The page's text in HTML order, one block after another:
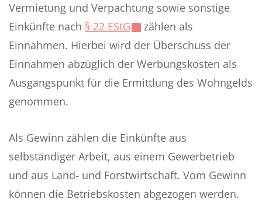
Vermietung und Verpachtung sowie sonstige
Einkünfte nach § 22 EStG
zählen als
Einnahmen. Hierbei wird der Überschuss der
Einnahmen abzüglich der Werbungskosten als
Ausgangspunkt für die Ermittlung des Wohngelds
genommen.
Als Gewinn zählen die Einkünfte aus
selbständiger Arbeit, aus einem Gewerbetrieb
und aus Land- und Forstwirtschaft. Vom Gewinn
können die Betriebskosten abgezogen werden.